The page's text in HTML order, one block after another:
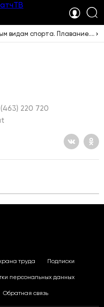
09:55 Чемпионат Европы по водным видам спорта. Плавание. Прямая трансляция из Франции
220 720
труда Подписки
персональных данных
Обратная связь